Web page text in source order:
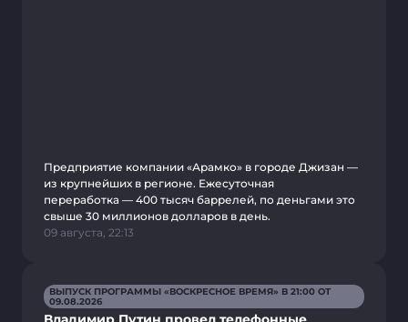
Предприятие компании «Арамко» в городе Джизан —
из крупнейших в регионе. Ежесуточная
переработка — 400 тысяч баррелей, по деньгами это
свыше 30 миллионов долларов в день.
09 августа, 22:13
ВЫПУСК ПРОГРАММЫ «ВОСКРЕСНОЕ ВРЕМЯ» В 21:00 ОТ
09.08.2026